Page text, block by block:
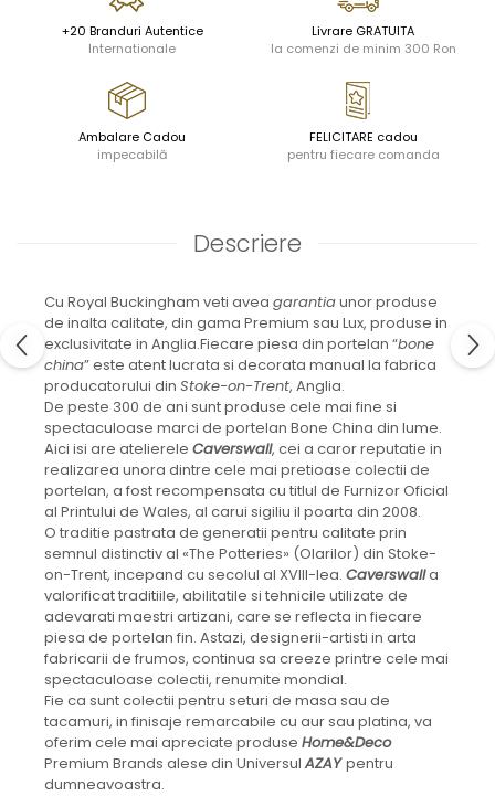
OLD COUNTRY ROSES
PASHMINA
CELESTIAL GOLD
CHINOISERIE WHITE
SERENDIPITY GOLD
SERENDIPITY PLATINUM
CHELSEA
MEDICEA
CELESTIAL
PATCHWORK WILLOW
BLUE LILY
HIBISCUS
SWAN
FLORENTINE TURQUOISE
ANTHEMION GREY
ORCHARD
CREATURES OF CURIOSITY
JARDIN
RENAISSANCE RED
SERENDIPITY WHITE
FLOWER FESTIVAL BLUE
FLOWER FESTIVAL RED
LOVE BIRDS
+20 Branduri Autentice
Internationale
Livrare GRATUITA
la comenzi de minim 300 Ron
Ambalare Cadou
impecabilă
FELICITARE cadou
pentru fiecare comanda
Descriere
Cu Royal Buckingham veti avea garantiaunor produse
de inalta calitate, din gama Premium sau Lux, produse in
exclusivitate in Anglia.Fiecare piesa din portelan “bone
china” este atent lucrata si decorata manual la fabrica
producatorului din Stoke-on-Trent, Anglia.
De peste 300 de ani sunt produse cele mai fine si
spectaculoase marci de portelan Bone China din lume.
Aici isi are atelierele Caverswall, cei a caror reputatie in
realizarea unora dintre cele mai pretioase colectii de
portelan, a fost recompensata cu titlul de Furnizor Oficial
al Printului de Wales, al carui sigiliu il poarta din 2008.
O traditie pastrata de generatii pentru calitate prin
semnul distinctiv al «The Potteries» (Olarilor) din Stoke-
on-Trent, incepand cu secolul al XVIII-lea. Caverswalla
valorificat traditiile, abilitatile si tehnicile utilizate de
adevarati maestri artizani, care se reflecta in fiecare
piesa de portelan fin. Astazi, designerii-artisti in arta
fabricarii de frumos, continua sa creeze printre cele mai
spectaculoase colectii, renumite mondial.
Fie ca sunt colectii pentru seturi de masa sau de
tacamuri, in finisaje remarcabile cu aur sau platina, va
oferim cele mai apreciate produse Home&Deco
Premium Brands alese din UniversulAZAY pentru
dumneavoastra.